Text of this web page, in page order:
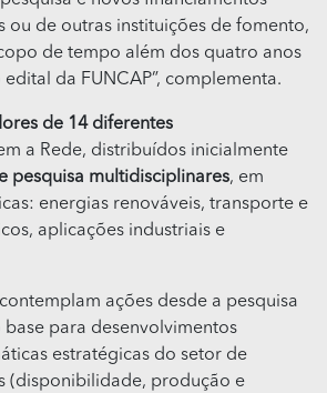
ou de outras instituições de fomento,
de tempo além dos quatro anos
da FUNCAP”, complementa.
de 14 diferentes
a Rede, distribuídos inicialmente
pesquisa multidisciplinares, em
energias renováveis, transporte e
aplicações industriais e
ações desde a pesquisa
para desenvolvimentos
estratégicas do setor de
(disponibilidade, produção e